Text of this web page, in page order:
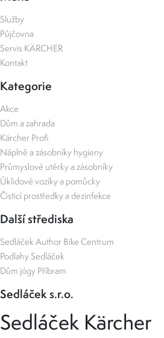
Služby
Půjčovna
Servis KÄRCHER
Kontakt
Kategorie
Akce
Dům a zahrada
Kärcher Profi
Náplně a zásobníky hygieny
Průmyslové utěrky a zásobníky
Úklidové vozíky a pomůcky
Čisticí prostředky a dezinfekce
Další střediska
Sedláček Author Bike Centrum
Podlahy Sedláček
Dům jógy Příbram
Sedláček s.r.o.
Sedláček Kärcher